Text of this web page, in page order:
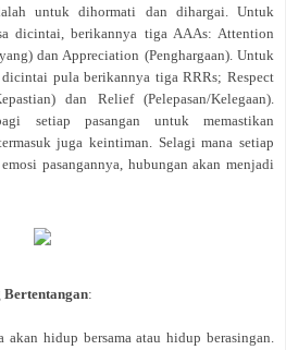
untuk dihormati dan dihargai. Untuk
dicintai, berikannya tiga AAAs: Attention
dan Appreciation (Penghargaan). Untuk
pula berikannya tiga RRRs; Respect
dan Relief (Pelepasan/Kelegaan).
setiap pasangan untuk memastikan
juga keintiman. Selagi mana setiap
pasangannya, hubungan akan menjadi
:
akan hidup bersama atau hidup berasingan.